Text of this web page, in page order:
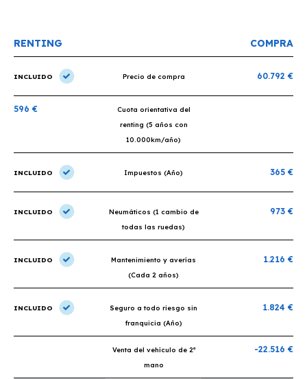
RENTING COMPRA
INCLUIDO Precio de compra 60.792 €
596 €
Cuota orientativa del
renting (5 años con
10.000km/año)
INCLUIDO Impuestos (Año) 365 €
INCLUIDO
Neumáticos (1 cambio de
todas las ruedas)
973 €
INCLUIDO
Mantenimiento y averías
(Cada 2 años)
1.216 €
INCLUIDO
Seguro a todo riesgo sin
franquicia (Año)
1.824 €
Venta del vehículo de 2ª
mano
-22.516 €